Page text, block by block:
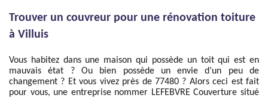
Trouver un couvreur pour une rénovation toiture
à Villuis
Vous habitez dans une maison qui possède un toit qui est en
mauvais état ? Ou bien possède un envie d’un peu de
changement ? Et vous vivez près de 77480 ? Alors ceci est fait
pour vous, une entreprise nommer LEFEBVRE Couverture situé